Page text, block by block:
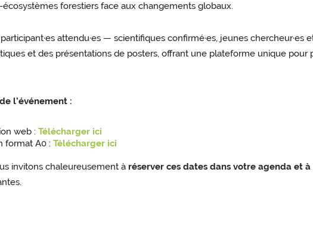
écosystèmes forestiers face aux changements globaux.
attendu·es — scientifiques confirmé·es, jeunes chercheur·es
et des présentations de posters, offrant une plateforme unique
l’événement :
web :Télécharger ici
format A0 :Télécharger ici
invitons chaleureusement à réserver ces dates dans votre agenda et